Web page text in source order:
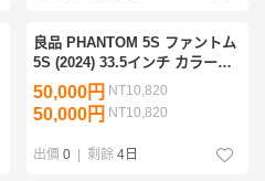
良品 PHANTOM 5S ファントム
5S (2024) 33.5インチ カラーカ
スタム
50,000円 NT10,820
50,000円 NT10,820
出價 0 | 剩餘 4日